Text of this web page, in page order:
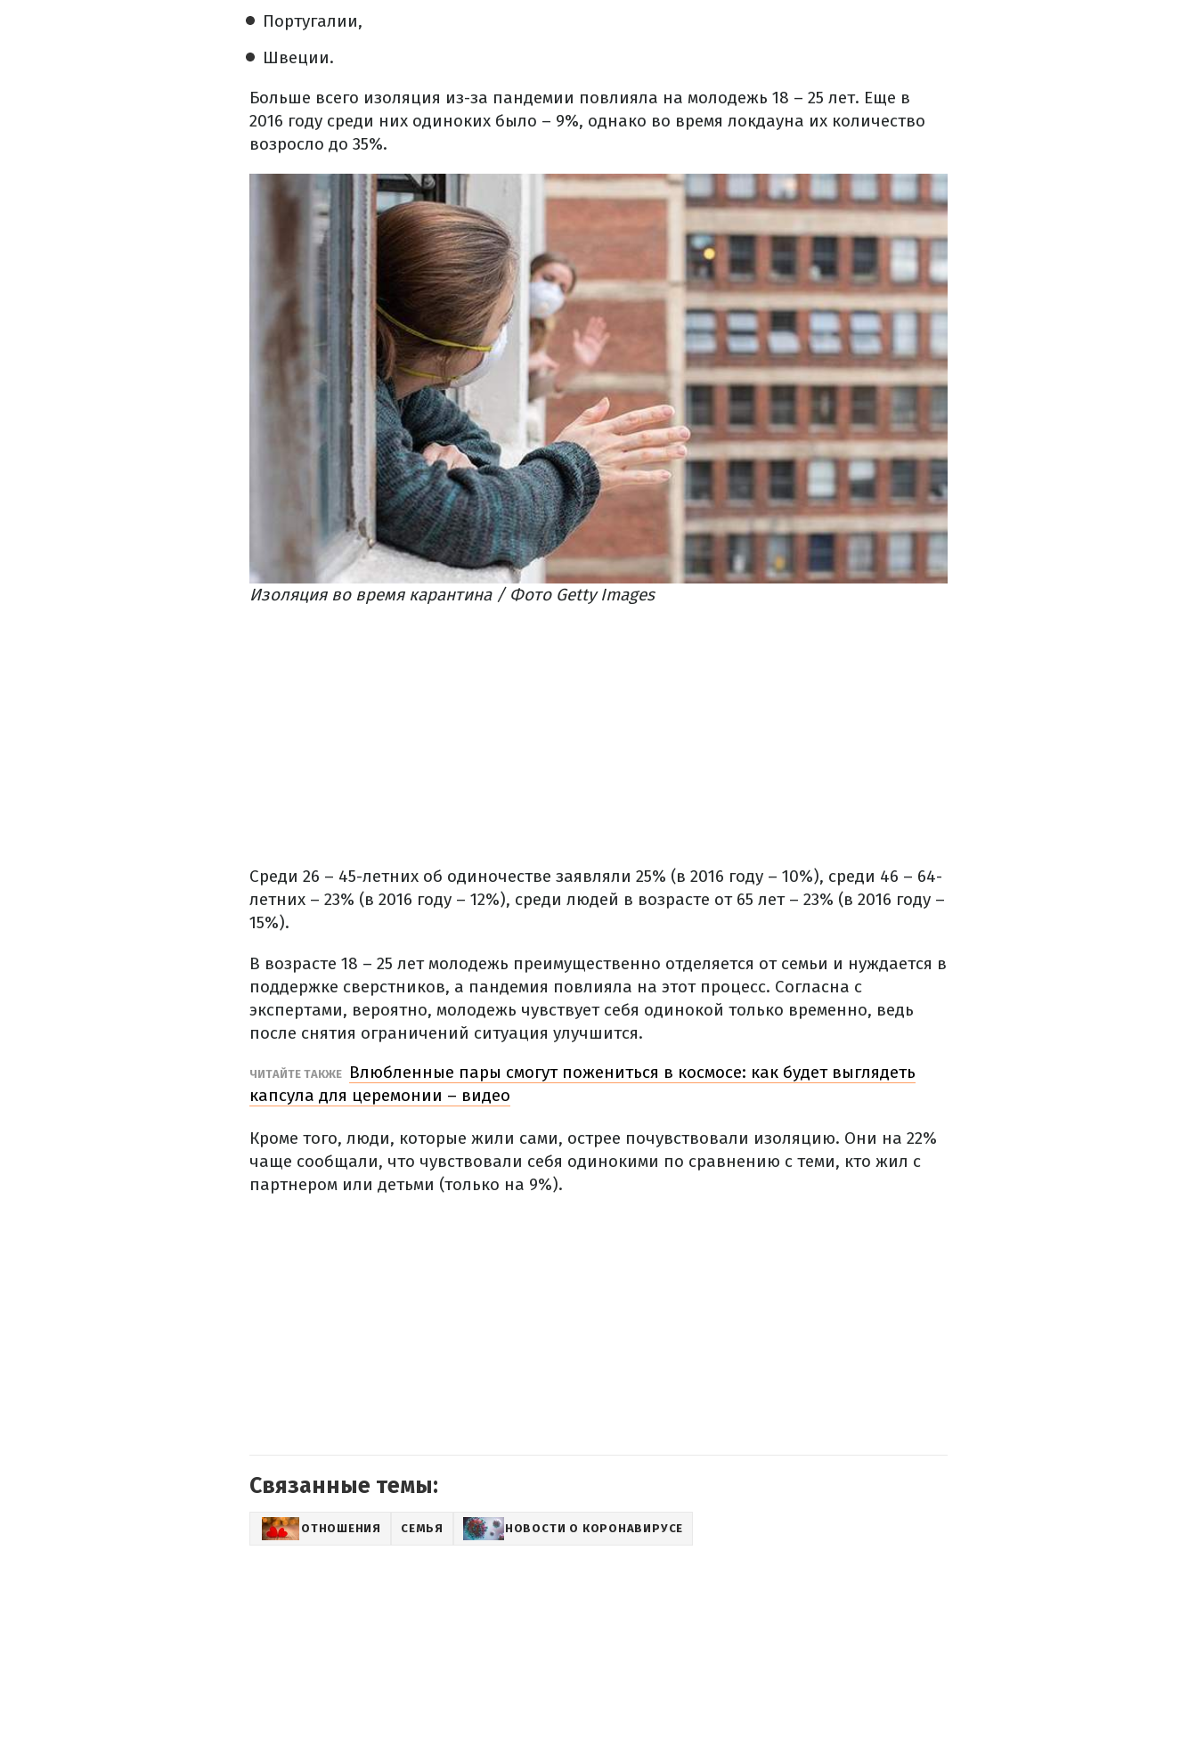
Португалии,
Швеции.
Больше всего изоляция из-за пандемии повлияла на молодежь 18 – 25 лет. Еще в
2016 году среди них одиноких было – 9%, однако во время локдауна их количество
возросло до 35%.
Изоляция во время карантина / Фото Getty Images​
Среди 26 – 45-летних об одиночестве заявляли 25% (в 2016 году – 10%), среди 46 – 64-
летних – 23% (в 2016 году – 12%), среди людей в возрасте от 65 лет – 23% (в 2016 году –
15%).
В возрасте 18 – 25 лет молодежь преимущественно отделяется от семьи и нуждается в
поддержке сверстников, а пандемия повлияла на этот процесс. Согласна с
экспертами, вероятно, молодежь чувствует себя одинокой только временно, ведь
после снятия ограничений ситуация улучшится.
ЧИТАЙТЕ ТАКЖЕ
Влюбленные пары смогут пожениться в космосе: как будет выглядеть
капсула для церемонии – видео
Кроме того, люди, которые жили сами, острее почувствовали изоляцию. Они на 22%
чаще сообщали, что чувствовали себя одинокими по сравнению с теми, кто жил с
партнером или детьми (только на 9%).
Связанные темы:
ОТНОШЕНИЯ СЕМЬЯ НОВОСТИ О КОРОНАВИРУСЕ